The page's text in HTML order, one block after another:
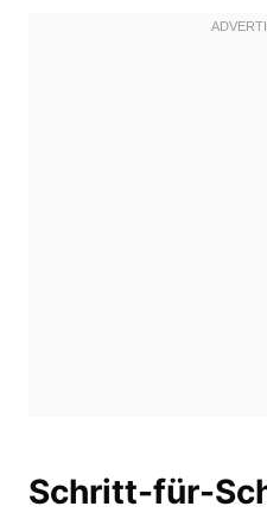
Schritt-für-